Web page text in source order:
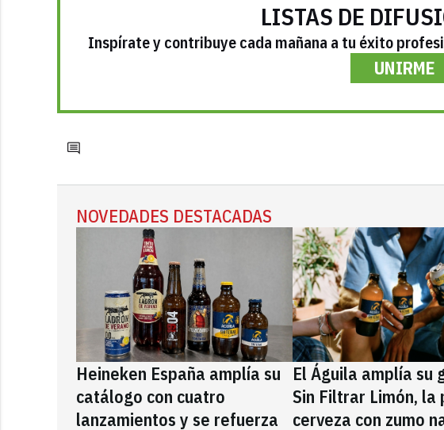
LISTAS DE
Inspírate y contribuye cada mañana a tu éxito
UNIRME
NOVEDADES DESTACADAS
Heineken España amplía su
catálogo con cuatro
lanzamientos y se refuerza
El Águila amplía su
Sin Filtrar Limón, la
cerveza con zumo